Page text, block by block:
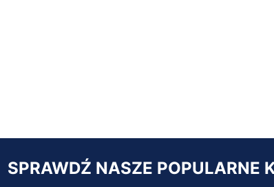
SPRAWDŹ NASZE POPULARNE